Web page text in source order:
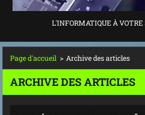
L'INFORMATIQUE À VOTRE
Page d'accueil > Archive des articles
ARCHIVE DES ARTICLES